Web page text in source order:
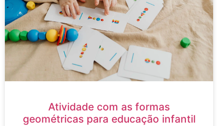
Atividade com as formas
geométricas para educação infantil